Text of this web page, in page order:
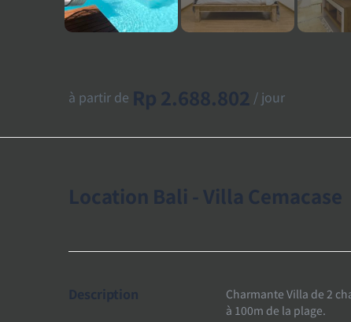
à partir de Rp 2.688.802 / jour
Location Bali - Villa Cemacase
Description
Charmante Villa de 2
à 100m de la plage.